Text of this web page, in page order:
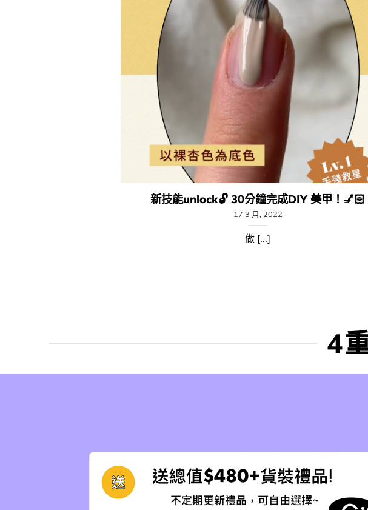
新技能unlock🔓 30分鐘完成DIY 美甲！💅🏻
17 3 月, 2022
做 [...]
4